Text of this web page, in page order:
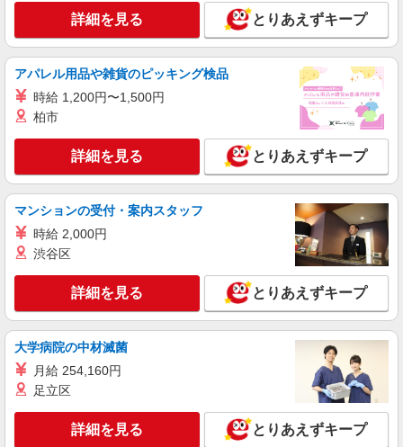
キープ 詳細を見る
株式会社kotrio /●YK-S-2083160
【月給24万円〜】残業少なめ☆住宅型有料の
【正社員】月給240,000〜400,000円 ・基本
給：200,000円〜220,000円 ・資格手当：10,000〜
30,000円 ・役職手当：10,000〜70,000円 ・処遇改
善手当：20,000〜60,000円（勤続年数、保有資格
により変動） ・固定残業手当：20,000円（10時
間） ※固定残業時間を超過する場合には超過勤務
手当として別途支給 ・夜勤手当：10,000円/1回
歓迎 ・認知症介護基礎研修 ・初任者研修 ・実務
者研修 ・介護福祉士 など
南区
詳細を見る
派遣社員
株式会社ブレイブ（マイナビグループ）/MDM14
介護スタッフ ◆デイサービス、サービス付き
高齢者向け住宅、グループホームなど様々な勤
務先から選べます。
未経験：時給1600〜1800円（資格・経験によ
る） 経験者：時給1800〜2000円（資格・経験によ
る） ◎月収例 時給2000円×1日8時間×22日（週5
払い/週払い/月払い対応も可能です。詳しくは面談
時にご相談ください。 ◆交通費：別途全額支給 ※
当社規定あり
す！
キープ 詳細を見る
詳細を見る とりあえずキープ
アパレル用品や雑貨のピッキング検品
時給 1,200円〜1,500円
柏市
詳細を見る とりあえずキープ
マンションの受付・案内スタッフ
時給 2,000円
渋谷区
詳細を見る とりあえずキープ
大学病院の中材滅菌
月給 254,160円
足立区
詳細を見る とりあえずキープ